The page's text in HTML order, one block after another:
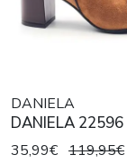
DANIELA
DANIELA 22596
35,99€ 119,95€